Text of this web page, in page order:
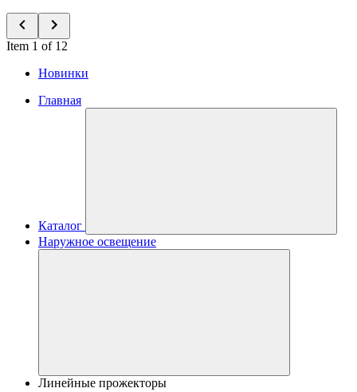
Item 1 of 12
Новинки
Главная
Каталог
Наружное освещение
Линейные прожекторы